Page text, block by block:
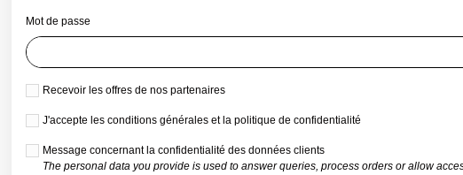
Mot de passe
Recevoir les offres de nos partenaires
J'accepte les conditions générales et la politique de confidentialité
Message concernant la confidentialité des données clients
The personal data you provide is used to answer queries, process orders or allow